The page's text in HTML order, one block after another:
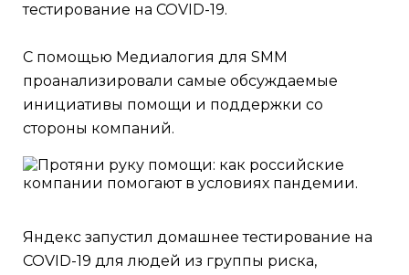
тестирование на COVID-19.
С помощью Медиалогия для SMM
проанализировали самые обсуждаемые
инициативы помощи и поддержки со
стороны компаний.
Яндекс запустил домашнее тестирование на
COVID-19 для людей из группы риска,